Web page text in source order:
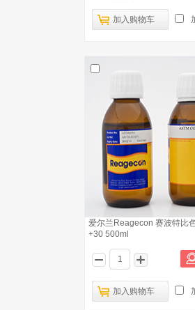
加入购物车
爱尔兰Reagecon 赛波特比
+30 500ml
加入购物车